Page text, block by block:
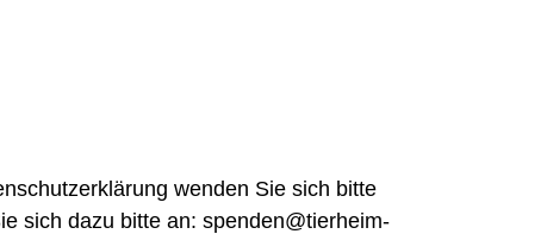
wenden Sie sich bitte
sich dazu bitte an: spenden@tierheim-